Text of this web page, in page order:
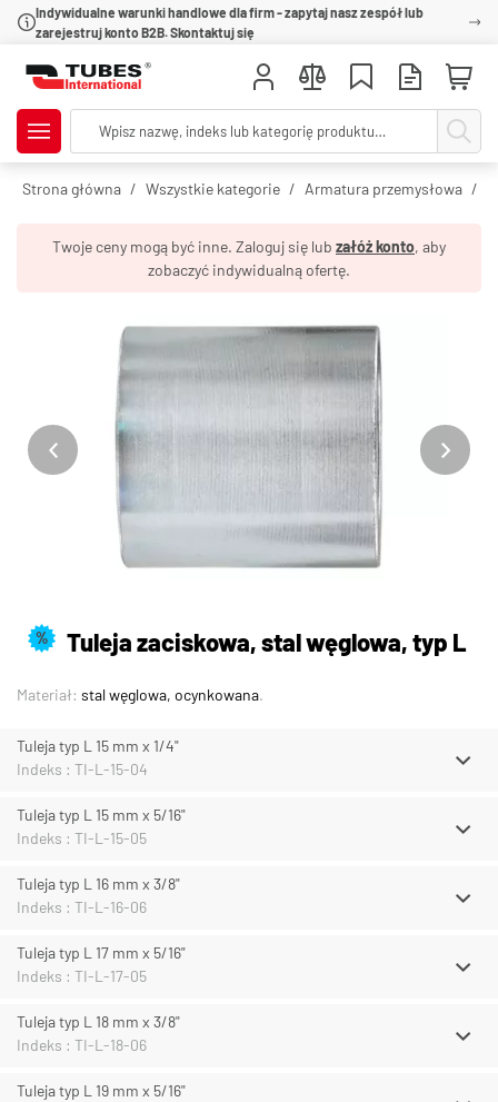
Indywidualne warunki handlowe dla firm - zapytaj nasz zespół lub
zarejestruj konto B2B. Skontaktuj się
Strona główna Wszystkie kategorie Armatura przemysłowa
Twoje ceny mogą być inne. Zaloguj się lub załóż konto, aby
zobaczyć indywidualną ofertę.
% Tuleja zaciskowa, stal węglowa, typ L
Materiał: stal węglowa, ocynkowana.
Tuleja typ L 15 mm x 1/4"
Indeks : TI-L-15-04
Tuleja typ L 15 mm x 5/16"
Indeks : TI-L-15-05
Tuleja typ L 16 mm x 3/8"
Indeks : TI-L-16-06
Tuleja typ L 17 mm x 5/16"
Indeks : TI-L-17-05
Tuleja typ L 18 mm x 3/8"
Indeks : TI-L-18-06
Tuleja typ L 19 mm x 5/16"